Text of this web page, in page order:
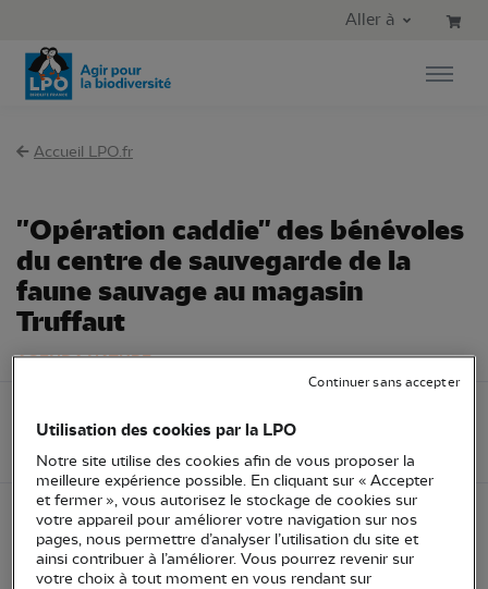
Aller au menu principal
Aller à
Accueil LPO.fr
"Opération caddie" des bénévoles
du centre de sauvegarde de la
faune sauvage au magasin
Truffaut
AGENDA NATURE
2022
Sortie à la journée, inscription obligatoire à :
crsfs.herault@gmail.com
Utilisation des cookies par la LPO
Notre site utilise des cookies afin de vous proposer la
meilleure expérience possible. En cliquant sur « Accepter
et fermer », vous autorisez le stockage de cookies sur
votre appareil pour améliorer votre navigation sur nos
pages, nous permettre d’analyser l’utilisation du site et
ainsi contribuer à l’améliorer. Vous pourrez revenir sur
votre choix à tout moment en vous rendant sur
Continuer sans accepter